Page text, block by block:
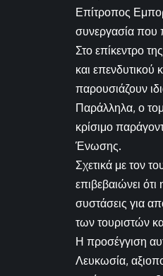
Επίτροπος
συνεργασία που
Στο επίκεντρο
και επενδυτικού
παρουσιάζουν
Παράλληλα, ο
κρίσιμο
Ένωσης.
Σχετικά με τον
επιβεβαιώνει
συστάσεις για
των τουριστών
Η προσέγγιση
Λευκωσία,